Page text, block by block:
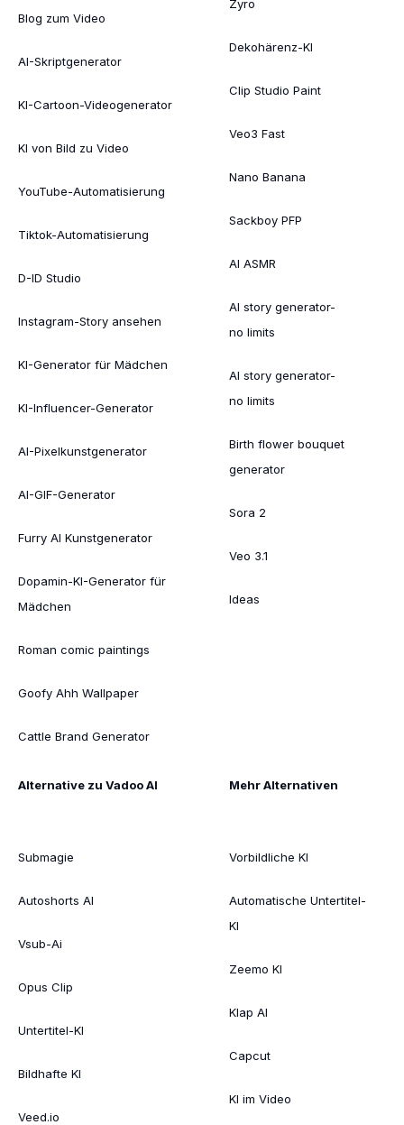
Blog zum Video
AI-Skriptgenerator
KI-Cartoon-Videogenerator
KI von Bild zu Video
YouTube-Automatisierung
Tiktok-Automatisierung
D-ID Studio
Instagram-Story ansehen
KI-Generator für Mädchen
KI-Influencer-Generator
AI-Pixelkunstgenerator
AI-GIF-Generator
Furry AI Kunstgenerator
Dopamin-KI-Generator für
Mädchen
Roman comic paintings
Goofy Ahh Wallpaper
Cattle Brand Generator
Zyro
Dekohärenz-KI
Clip Studio Paint
Veo3 Fast
Nano Banana
Sackboy PFP
AI ASMR
AI story generator-
no limits
AI story generator-
no limits
Birth flower bouquet
generator
Sora 2
Veo 3.1
Ideas
Alternative zu Vadoo AI
Submagie
Autoshorts AI
Vsub-Ai
Opus Clip
Untertitel-KI
Bildhafte KI
Veed.io
Mehr Alternativen
Vorbildliche KI
Automatische Untertitel-
KI
Zeemo KI
Klap AI
Capcut
KI im Video